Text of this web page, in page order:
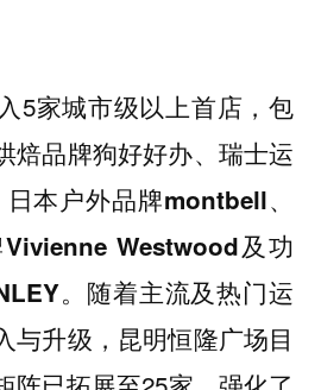
5家城市级以上首店，包
焙品牌狗好好办、瑞士运
日本户外品牌montbell、
Vivienne Westwood及功
。随着主流及热门运
与升级，昆明恒隆广场目